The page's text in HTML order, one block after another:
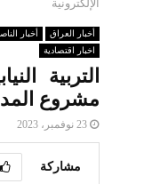
الإلكترونية
أخبار العراق أخبار
اخبار اقتصادية
التربية
مشروع
23 نوفمبر، 2023
مشاركة